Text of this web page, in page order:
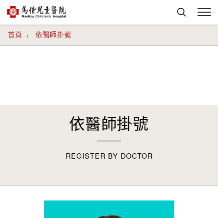
首頁 依醫師掛號
依醫師掛號
REGISTER BY DOCTOR